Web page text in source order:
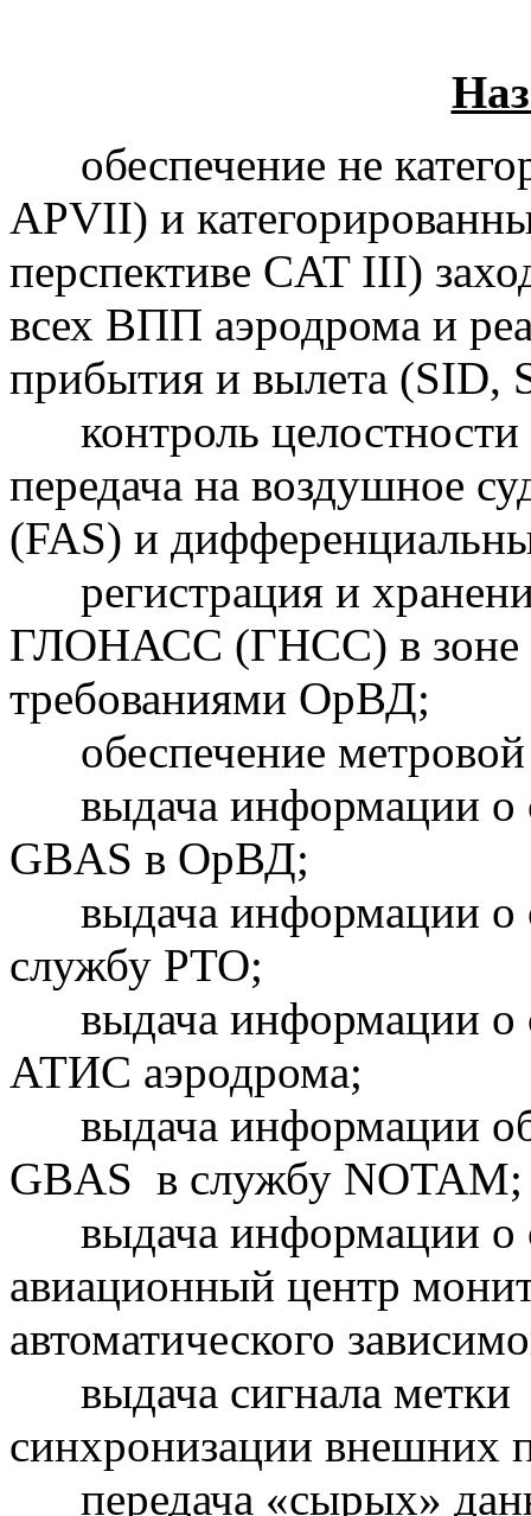
обеспечение не
APVII) и
перспективе CAT III)
всех ВПП аэродрома и
прибытия и вылета (SID,
контроль
передача на воздушное
(FAS) и
регистрация и
ГЛОНАСС (ГНСС) в зоне
требованиями ОрВД;
обеспечение метровой
выдача информации о
GBAS в ОрВД;
выдача информации о
службу РТО;
выдача информации о
АТИС аэродрома;
выдача информации
GBAS в службу NOTAM;
выдача информации о
авиационный центр
автоматического
выдача сигнала метки
синхронизации внешних
передача «сырых»